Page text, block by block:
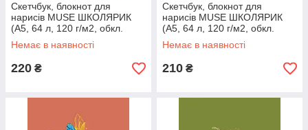
Скетчбук, блокнот для
нарисів MUSE ШКОЛЯРИК
(А5, 64 л, 120 г/м2, обкл.
картон)
Немає в наявності
220 ₴
Скетчбук, блокнот для
нарисів MUSE ШКОЛЯРИК
(А5, 64 л, 120 г/м2, обкл.
картон) А5-3С-064-373
Немає в наявності
210 ₴